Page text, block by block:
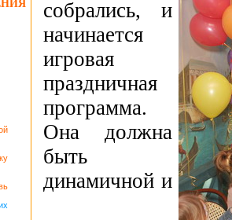
собрались, и
начинается
игровая
праздничная
программа.
Она должна
быть
динамичной и